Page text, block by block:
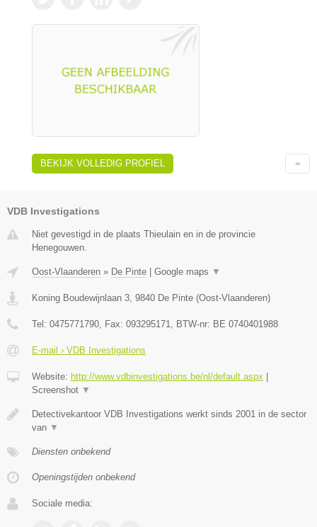
BEKIJK VOLLEDIG PROFIEL
VDB Investigations
Niet gevestigd in de plaats Thieulain en in de provincie
Henegouwen.
Oost-Vlaanderen » De Pinte Google maps ▼
Koning Boudewijnlaan 3 9840 De Pinte (Oost-Vlaanderen)
Tel: 0475771790 , Fax: 093295171 , BTW-nr: BE 0740401988
E-mail › VDB Investigations
Website: http://www.vdbinvestigations.be/nl/default.aspx
Screenshot ▼
Detectivekantoor VDB Investigations werkt sinds 2001 in de sector
van ▼
Diensten onbekend
Openingstijden onbekend
Sociale media: